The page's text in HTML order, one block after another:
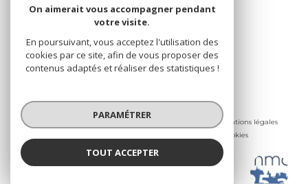
ID IMMOBILIER
© 2026 | Tous droits réservés
Mentions légales
Cookies
On aimerait vous accompagner pendant
votre visite.
En poursuivant, vous acceptez l'utilisation des
cookies par ce site, afin de vous proposer des
contenus adaptés et réaliser des statistiques !
PARAMÉTRER
TOUT ACCEPTER